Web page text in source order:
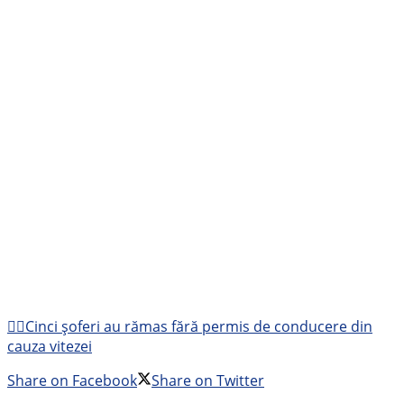
🚶‍♂Cinci șoferi au rămas fără permis de conducere din
cauza vitezei
Share on Facebook
Share on Twitter